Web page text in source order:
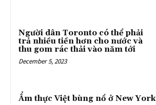
Người dân Toronto có thể phải
trả nhiều tiền hơn cho nước và
thu gom rác thải vào năm tới
December 5, 2023
Ẩm thực Việt bùng nổ ở New York